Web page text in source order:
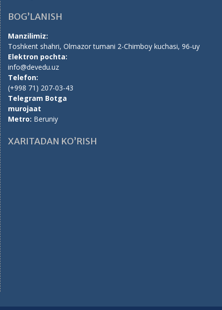
BOG’LANISH
Manzilimiz:
Toshkent shahri, Olmazor tumani 2-Chimboy kuchasi, 96-uy
Elektron pochta:
info@devedu.uz
Telefon:
(+998 71) 207-03-43
Telegram Botga
murojaat
Metro: Beruniy
XARITADAN KO’RISH